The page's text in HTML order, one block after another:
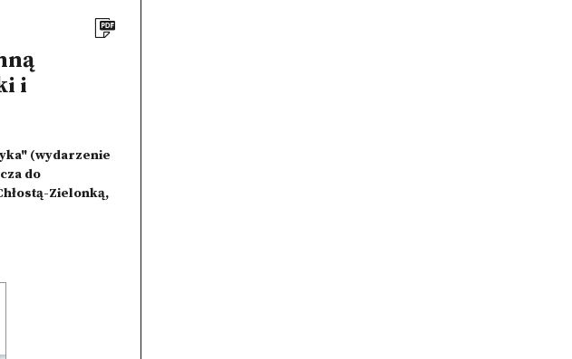
i
(wydarzenie
do
Zielonką,